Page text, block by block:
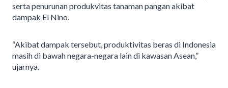
serta penurunan produkvitas tanaman pangan akibat
dampak El Nino.
“Akibat dampak tersebut, produktivitas beras di Indonesia
masih di bawah negara-negara lain di kawasan Asean,”
ujarnya.